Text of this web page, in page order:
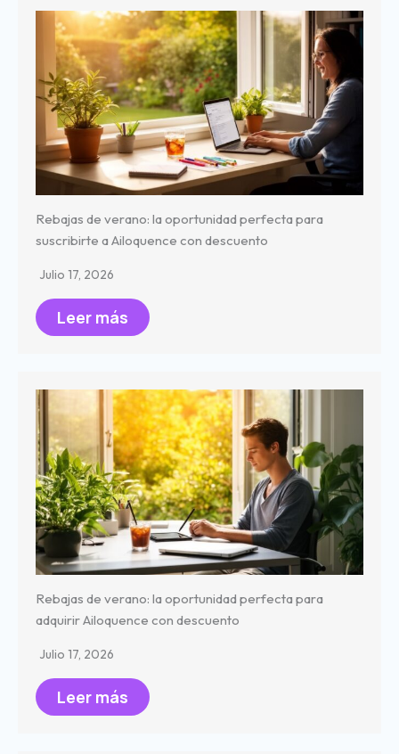
Rebajas de verano: la oportunidad perfecta para
suscribirte a Ailoquence con descuento
Julio 17, 2026
Leer más
Rebajas de verano: la oportunidad perfecta para
adquirir Ailoquence con descuento
Julio 17, 2026
Leer más